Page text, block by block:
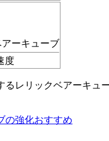
ーキューブ
度
るレリックベアーキュ
の強化おすすめ